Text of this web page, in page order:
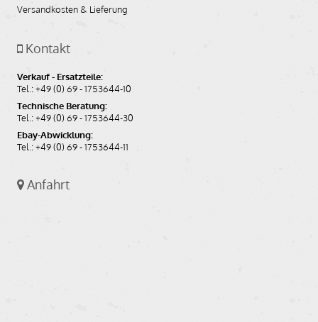
Versandkosten & Lieferung
Kontakt
Verkauf - Ersatzteile:
Tel.: +49 (0) 69 - 1753644-10
Technische Beratung:
Tel.: +49 (0) 69 - 1753644-30
Ebay-Abwicklung:
Tel.: +49 (0) 69 - 1753644-11
Anfahrt